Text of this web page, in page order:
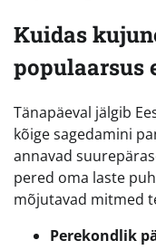
Kuidas
populaarsus
Tänapäeval jälgib
kõige sagedamini
annavad
pered oma laste
mõjutavad mitmed
Perekondlik